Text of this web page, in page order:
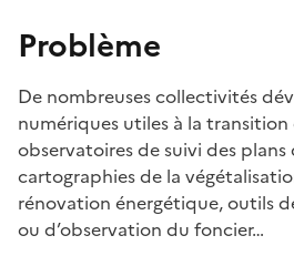
Problème
De nombreuses collectivités
numériques utiles à la transition
observatoires de suivi des plans
cartographies de la
rénovation énergétique, outils
ou d’observation du foncier…